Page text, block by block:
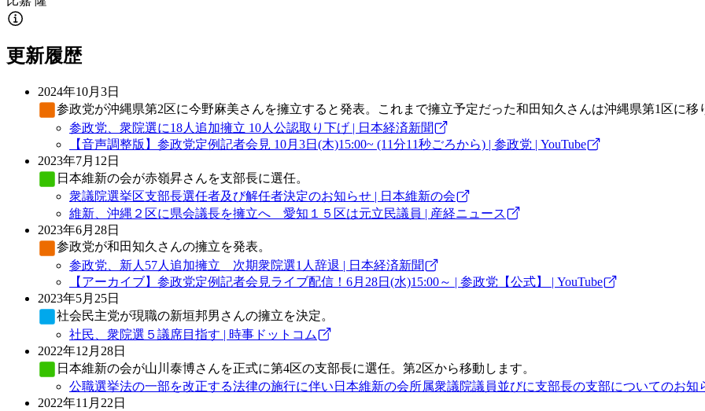
更新履歴
2024年10月3日
参政党が沖縄県第2区に今野麻美さんを擁立すると発表。これまで擁立予定だった和田知久さんは沖縄県第1区に移
参政党、衆院選に18人追加擁立 10人公認取り下げ | 日本経済新聞
【音声調整版】参政党定例記者会見 10月3日(木)15:00~ (11分11秒ごろから) | 参政党 | YouTube
2023年7月12日
日本維新の会が赤嶺昇さんを支部長に選任。
衆議院選挙区支部長選任者及び解任者決定のお知らせ | 日本維新の会
維新、沖縄２区に県会議長を擁立へ 愛知１５区は元立民議員 | 産経ニュース
2023年6月28日
参政党が和田知久さんの擁立を発表。
参政党、新人57人追加擁立 次期衆院選1人辞退 | 日本経済新聞
【アーカイブ】参政党定例記者会見ライブ配信！6月28日(水)15:00～ | 参政党【公式】 | YouTube
2023年5月25日
社会民主党が現職の新垣邦男さんの擁立を決定。
社民、衆院選５議席目指す | 時事ドットコム
2022年12月28日
日本維新の会が山川泰博さんを正式に第4区の支部長に選任。第2区から移動します。
公職選挙法の一部を改正する法律の施行に伴い日本維新の会所属衆議院議員並びに支部長の支部についてのお
2022年11月22日